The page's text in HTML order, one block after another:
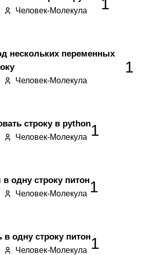
Человек-Молекула 1
нескольких переменных
Человек-Молекула
1
строку в python
Человек-Молекула 1
одну строку питон
Человек-Молекула 1
в одну строку питон
Человек-Молекула 1